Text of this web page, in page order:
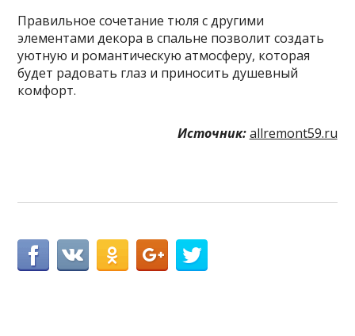
Правильное сочетание тюля с другими
элементами декора в спальне позволит создать
уютную и романтическую атмосферу, которая
будет радовать глаз и приносить душевный
комфорт.
Источник: allremont59.ru